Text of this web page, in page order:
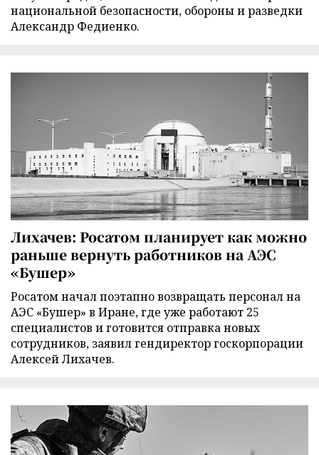
национальной безопасности, обороны и разведки
Александр Федиенко.
Лихачев: Росатом планирует как можно
раньше вернуть работников на АЭС
«Бушер»
Росатом начал поэтапно возвращать персонал на
АЭС «Бушер» в Иране, где уже работают 25
специалистов и готовится отправка новых
сотрудников, заявил гендиректор госкорпорации
Алексей Лихачев.